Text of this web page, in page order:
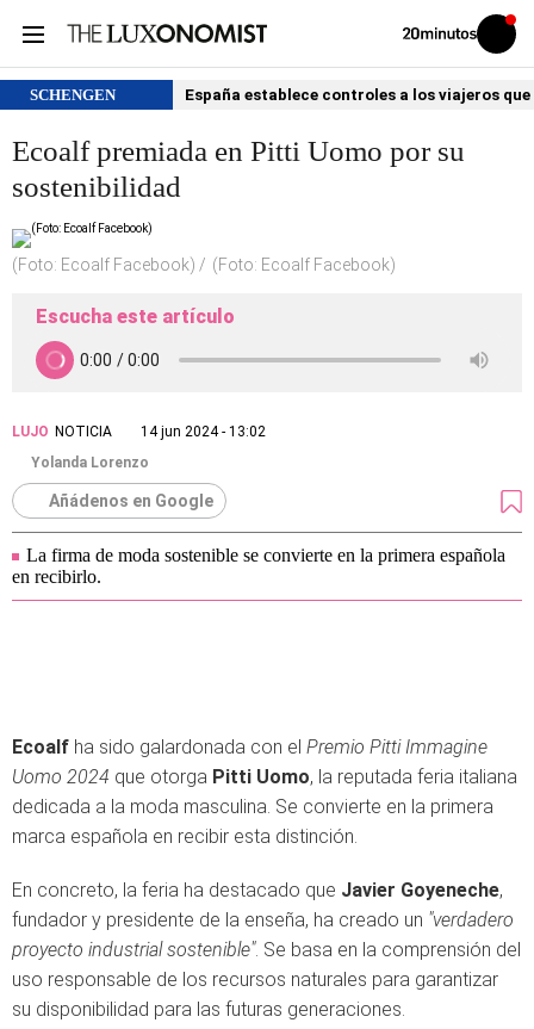
Volver
Iniciar
sesión
SCHENGEN España establece controles a los viajeros
Ecoalf premiada en Pitti Uomo por su
sostenibilidad
(Foto: Ecoalf Facebook) (Foto: Ecoalf Facebook)
Escucha este artículo
LUJO NOTICIA
14 jun 2024 - 13:02
Yolanda Lorenzo
Añádenos en Google
La firma de moda sostenible se convierte en la primera española
en recibirlo.
Ecoalf ha sido galardonada con el Premio Pitti Immagine
Uomo 2024 que otorga Pitti Uomo, la reputada feria italiana
dedicada a la moda masculina. Se convierte en la primera
marca española en recibir esta distinción.
En concreto, la feria ha destacado que Javier Goyeneche,
fundador y presidente de la enseña, ha creado un "verdadero
proyecto industrial sostenible". Se basa en la comprensión del
uso responsable de los recursos naturales para garantizar
su disponibilidad para las futuras generaciones.